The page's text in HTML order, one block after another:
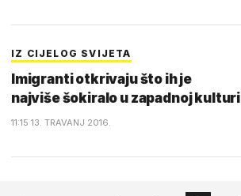
IZ CIJELOG SVIJETA
Imigranti otkrivaju što ih je
najviše šokiralo u zapadnoj kulturi
11:15 13. TRAVANJ 2016.